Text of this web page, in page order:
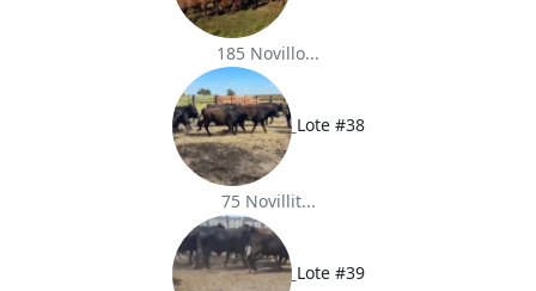
185 Novillo...
Lote #38
75 Novillit...
Lote #39